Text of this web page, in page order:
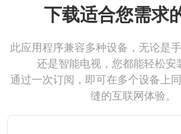
下载适合您需求
此应用程序兼容多种设备，无论是
还是智能电视，您都能轻松安
通过一次订阅，即可在多个设备上
缝的互联网体验。